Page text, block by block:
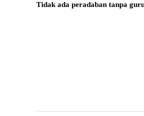
Tidak ada peradaban tanpa